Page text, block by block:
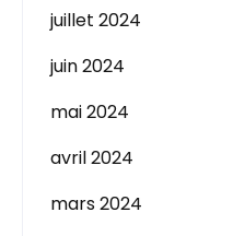
juillet 2024
juin 2024
mai 2024
avril 2024
mars 2024